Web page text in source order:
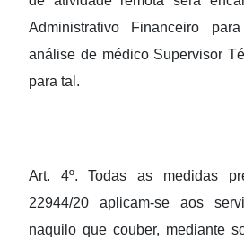
Administrativo Financeiro
análise de médico Supervisor
para tal.
Art. 4º. Todas as medidas
22944/20 aplicam-se aos
naquilo que couber, mediante